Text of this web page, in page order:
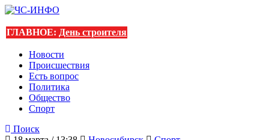
ГЛАВНОЕ: День строителя
Новости
Происшествия
Есть вопрос
Политика
Общество
Спорт
Поиск